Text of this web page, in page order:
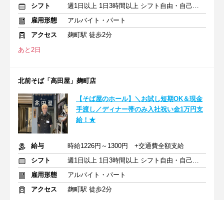
シフト
週1日以上 1日3時間以上 シフト自由・自己申告
雇用形態
アルバイト・パート
アクセス
麹町駅 徒歩2分
あと2日
北前そば「高田屋」麹町店
【そば屋のホール】＼お試し短期OK＆現金
手渡し／ディナー帯のみ入社祝い金1万円支
給！★
給与
時給1226円～1300円 +交通費全額支給
シフト
週1日以上 1日3時間以上 シフト自由・自己申告
雇用形態
アルバイト・パート
アクセス
麹町駅 徒歩2分